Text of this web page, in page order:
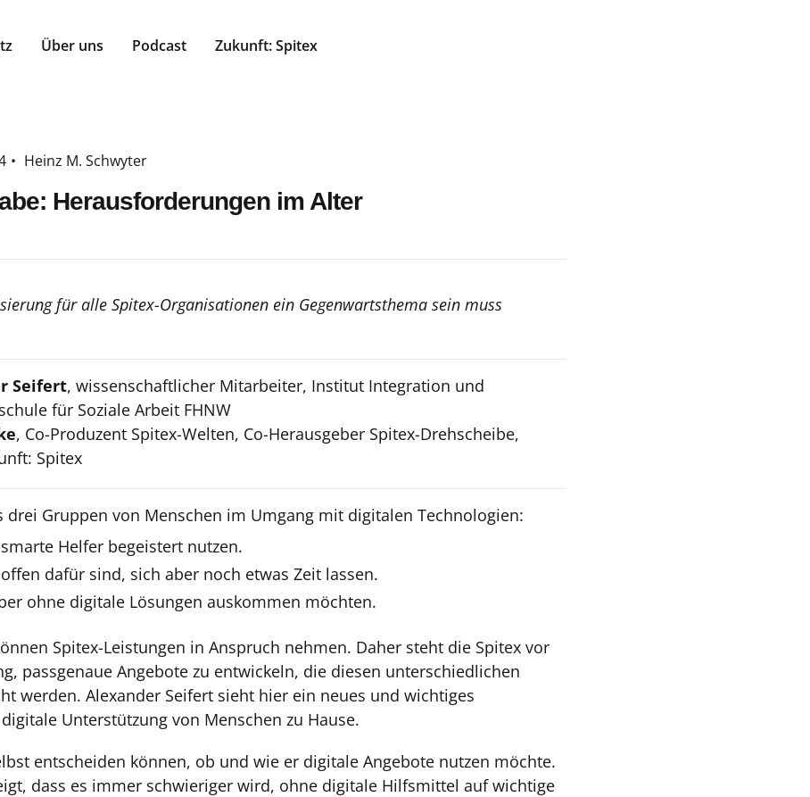
Über uns Podcast Zukunft: Spitex
• Heinz M. Schwyter
Herausforderungen im Alter
für alle Spitex-Organisationen ein Gegenwartsthema sein muss
Seifert, wissenschaftlicher Mitarbeiter, Institut Integration und
für Soziale Arbeit FHNW
, Co-Produzent Spitex-Welten, Co-Herausgeber Spitex-Drehscheibe,
Spitex
drei Gruppen von Menschen im Umgang mit digitalen Technologien:
Helfer begeistert nutzen.
dafür sind, sich aber noch etwas Zeit lassen.
ohne digitale Lösungen auskommen möchten.
Spitex-Leistungen in Anspruch nehmen. Daher steht die Spitex vor
passgenaue Angebote zu entwickeln, die diesen unterschiedlichen
werden. Alexander Seifert sieht hier ein neues und wichtiges
Unterstützung von Menschen zu Hause.
entscheiden können, ob und wie er digitale Angebote nutzen möchte.
dass es immer schwieriger wird, ohne digitale Hilfsmittel auf wichtige